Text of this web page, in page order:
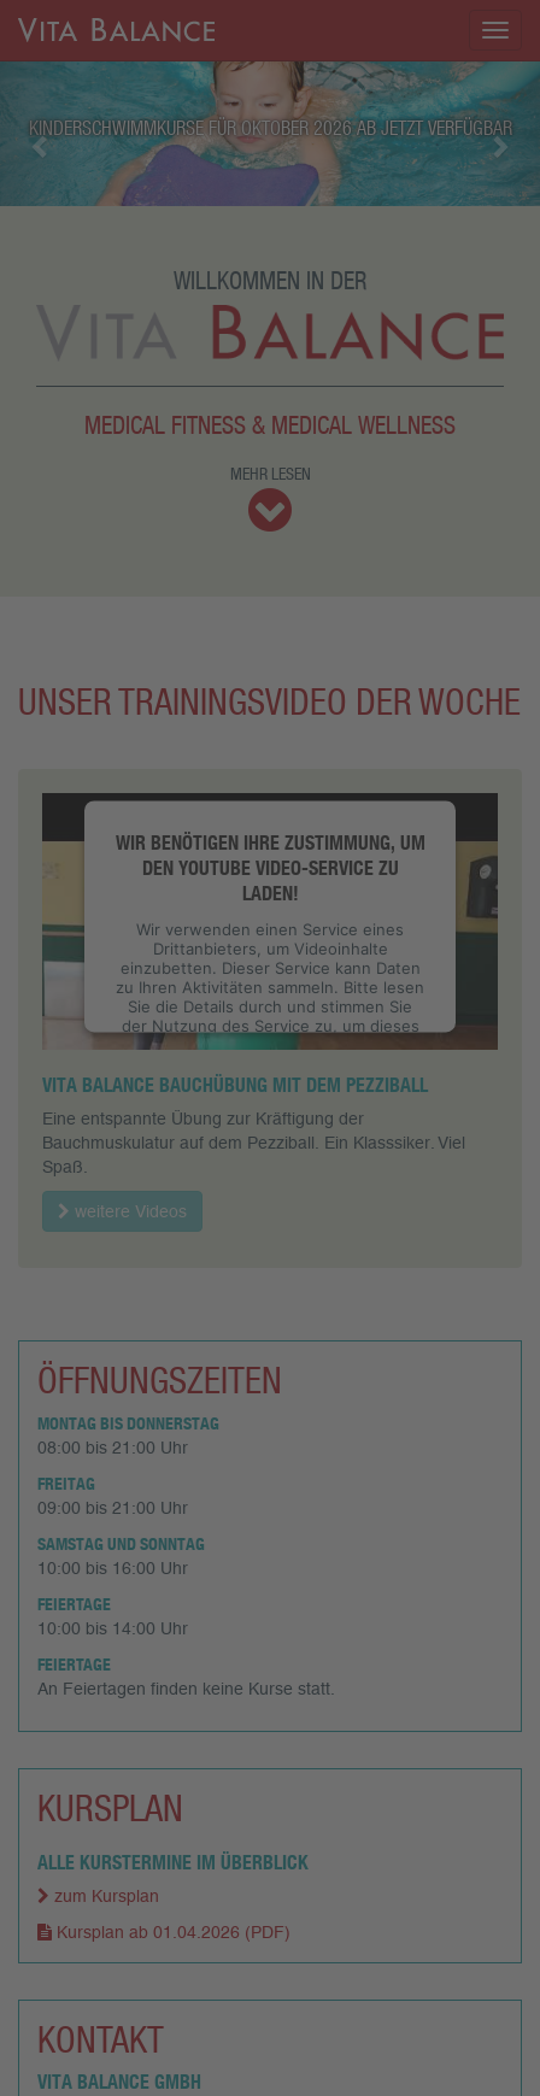
KINDERSCHWIMMKURSE FÜR OKTOBER 2026 AB JETZT VERFÜGBAR
Previous
WILLKOMMEN IN DER
MEDICAL FITNESS & MEDICAL WELLNESS
MEHR LESEN
UNSER TRAININGSVIDEO DER WOCHE
WIR BENÖTIGEN IHRE ZUSTIMMUNG, UM
DEN YOUTUBE VIDEO-SERVICE ZU
LADEN!
Wir verwenden einen Service eines
Drittanbieters, um Videoinhalte
einzubetten. Dieser Service kann Daten
zu Ihren Aktivitäten sammeln. Bitte lesen
Sie die Details durch und stimmen Sie
der Nutzung des Service zu, um dieses
Video anzusehen.
Mehr Informationen
powered by
Management Platform
VITA BALANCE BAUCHÜBUNG MIT DEM PEZZIBALL
Eine entspannte Übung zur Kräftigung der
Bauchmuskulatur auf dem Pezziball. Ein Klasssiker. Viel
Spaß.
weitere Videos
ÖFFNUNGSZEITEN
MONTAG BIS DONNERSTAG
08:00 bis 21:00 Uhr
FREITAG
09:00 bis 21:00 Uhr
SAMSTAG UND SONNTAG
10:00 bis 16:00 Uhr
FEIERTAGE
10:00 bis 14:00 Uhr
FEIERTAGE
An Feiertagen finden keine Kurse statt.
KURSPLAN
ALLE KURSTERMINE IM ÜBERBLICK
zum Kursplan
Kursplan ab 01.04.2026 (PDF)
KONTAKT
VITA BALANCE GMBH